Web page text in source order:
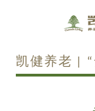
凯健养老 | “